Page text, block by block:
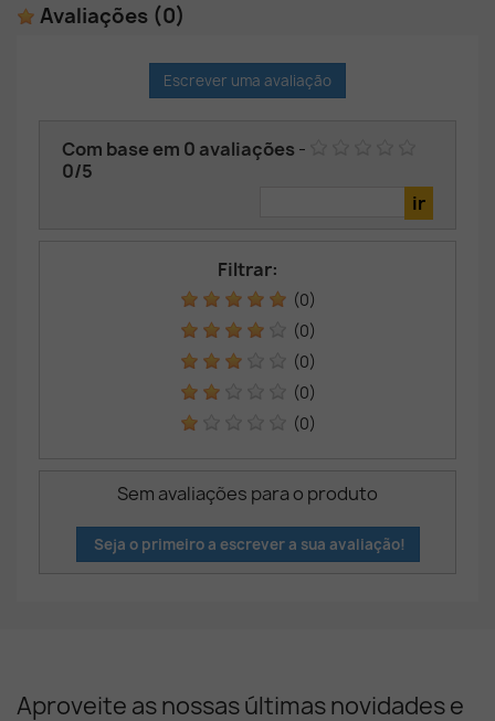
Avaliações (0)
Escrever uma avaliação
Com base em 0 avaliações -
0/5
Filtrar:
(0)
(0)
(0)
(0)
(0)
Sem avaliações para o produto
Seja o primeiro a escrever a sua avaliação!
Aproveite as nossas últimas novidades e